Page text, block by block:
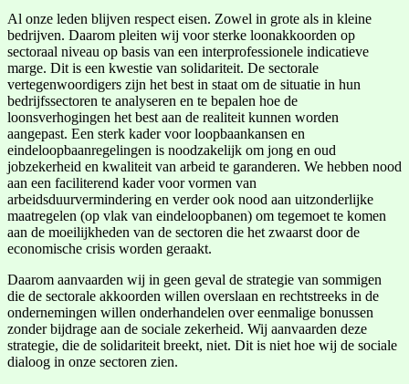
Al onze leden blijven respect eisen. Zowel in grote als in kleine
bedrijven. Daarom pleiten wij voor sterke loonakkoorden op
sectoraal niveau op basis van een interprofessionele indicatieve
marge. Dit is een kwestie van solidariteit. De sectorale
vertegenwoordigers zijn het best in staat om de situatie in hun
bedrijfssectoren te analyseren en te bepalen hoe de
loonsverhogingen het best aan de realiteit kunnen worden
aangepast. Een sterk kader voor loopbaankansen en
eindeloopbaanregelingen is noodzakelijk om jong en oud
jobzekerheid en kwaliteit van arbeid te garanderen. We hebben nood
aan een faciliterend kader voor vormen van
arbeidsduurvermindering en verder ook nood aan uitzonderlijke
maatregelen (op vlak van eindeloopbanen) om tegemoet te komen
aan de moeilijkheden van de sectoren die het zwaarst door de
economische crisis worden geraakt.
Daarom aanvaarden wij in geen geval de strategie van sommigen
die de sectorale akkoorden willen overslaan en rechtstreeks in de
ondernemingen willen onderhandelen over eenmalige bonussen
zonder bijdrage aan de sociale zekerheid. Wij aanvaarden deze
strategie, die de solidariteit breekt, niet. Dit is niet hoe wij de sociale
dialoog in onze sectoren zien.